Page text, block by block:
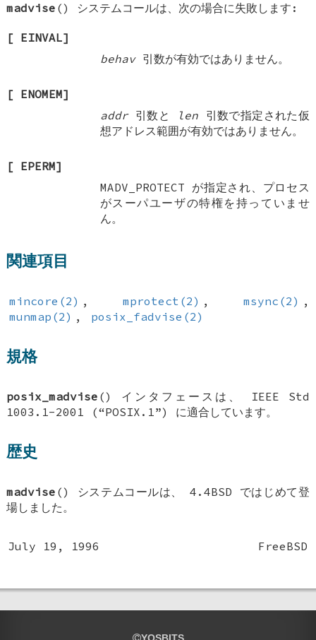
madvise () システムコールは、次の場合に失敗します:
[ EINVAL]
behav引数が有効ではありません。
[ ENOMEM]
addr引数と len 引数で指定された仮
想アドレス範囲が有効ではありません。
[ EPERM]
MADV_PROTECT が指定され、プロセス
がスーパユーザの特権を持っていませ
ん。
関連項目
mincore(2) , mprotect(2) , msync(2) ,
munmap(2) , posix_fadvise(2)
規格
posix_madvise () インタフェースは、 IEEE Std
1003.1-2001 (“POSIX.1”) に適合しています。
歴史
madvise () システムコールは、4.4BSD ではじめて登
場しました。
July 19, 1996 FreeBSD